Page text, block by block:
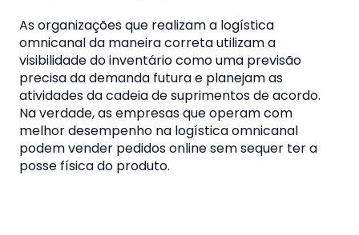
As organizações que realizam a logística
omnicanal da maneira correta utilizam a
visibilidade do inventário como uma previsão
precisa da demanda futura e planejam as
atividades da cadeia de suprimentos de acordo.
Na verdade, as empresas que operam com
melhor desempenho na logística omnicanal
podem vender pedidos online sem sequer ter a
posse física do produto.